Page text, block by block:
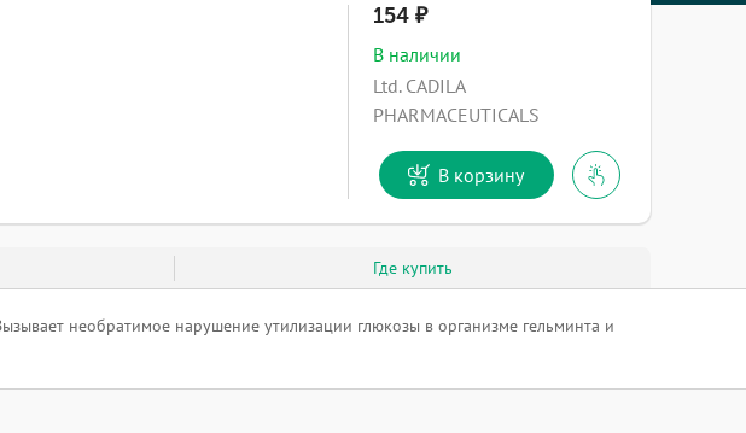
154
В наличии
Ltd. CADILA
PHARMACEUTICALS
В корзину
Где купить
необратимое нарушение утилизации глюкозы в организме гельминта и